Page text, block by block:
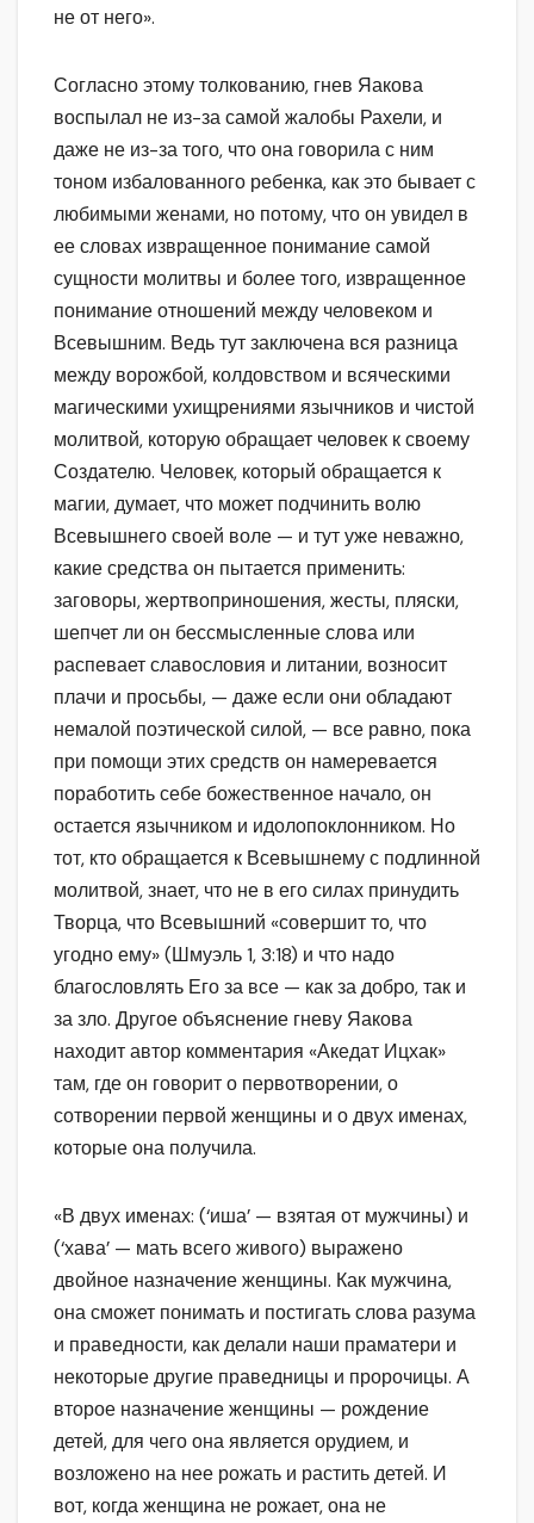
не от него».
Согласно этому толкованию, гнев Яакова
воспылал не из-за самой жалобы Рахели, и
даже не из-за того, что она говорила с ним
тоном избалованного ребенка, как это бывает с
любимыми женами, но потому, что он увидел в
ее словах извращенное понимание самой
сущности молитвы и более того, извращенное
понимание отношений между человеком и
Всевышним. Ведь тут заключена вся разница
между ворожбой, колдовством и всяческими
магическими ухищрениями язычников и чистой
молитвой, которую обращает человек к своему
Создателю. Человек, который обращается к
магии, думает, что может подчинить волю
Всевышнего своей воле — и тут уже неважно,
какие средства он пытается применить:
заговоры, жертвоприношения, жесты, пляски,
шепчет ли он бессмысленные слова или
распевает славословия и литании, возносит
плачи и просьбы, — даже если они обладают
немалой поэтической силой, — все равно, пока
при помощи этих средств он намеревается
поработить себе божественное начало, он
остается язычником и идолопоклонником. Но
тот, кто обращается к Всевышнему с подлинной
молитвой, знает, что не в его силах принудить
Творца, что Всевышний «совершит то, что
угодно ему» (Шмуэль 1, 3:18) и что надо
благословлять Его за все — как за добро, так и
за зло. Другое объяснение гневу Яакова
находит автор комментария «Акедат Ицхак»
там, где он говорит о первотворении, о
сотворении первой женщины и о двух именах,
которые она получила.
«В двух именах: (‘иша’ — взятая от мужчины) и
(‘хава’ — мать всего живого) выражено
двойное назначение женщины. Как мужчина,
она сможет понимать и постигать слова разума
и праведности, как делали наши праматери и
некоторые другие праведницы и пророчицы. А
второе назначение женщины — рождение
детей, для чего она является орудием, и
возложено на нее рожать и растить детей. И
вот, когда женщина не рожает, она не